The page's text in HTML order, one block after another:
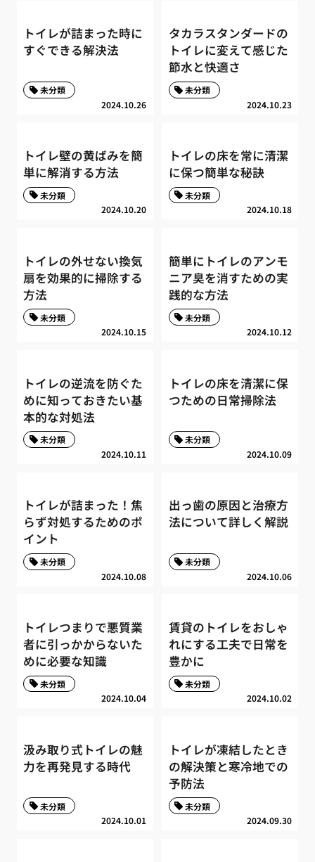
トイレが詰まった時に
すぐできる解決法
2024.10.26
未分類
タカラスタンダードの
トイレに変えて感じた
節水と快適さ
2024.10.23
未分類
トイレ壁の黄ばみを簡
単に解消する方法
2024.10.20
未分類
トイレの床を常に清潔
に保つ簡単な秘訣
2024.10.18
未分類
トイレの外せない換気
扇を効果的に掃除する
方法
2024.10.15
未分類
簡単にトイレのアンモ
ニア臭を消すための実
践的な方法
2024.10.12
未分類
トイレの逆流を防ぐた
めに知っておきたい基
本的な対処法
2024.10.11
未分類
トイレの床を清潔に保
つための日常掃除法
2024.10.09
未分類
トイレが詰まった！焦
らず対処するためのポ
イント
2024.10.08
未分類
出っ歯の原因と治療方
法について詳しく解説
2024.10.06
未分類
トイレつまりで悪質業
者に引っかからないた
めに必要な知識
2024.10.04
未分類
賃貸のトイレをおしゃ
れにする工夫で日常を
豊かに
2024.10.02
未分類
汲み取り式トイレの魅
力を再発見する時代
2024.10.01
未分類
トイレが凍結したとき
の解決策と寒冷地での
予防法
2024.09.30
未分類